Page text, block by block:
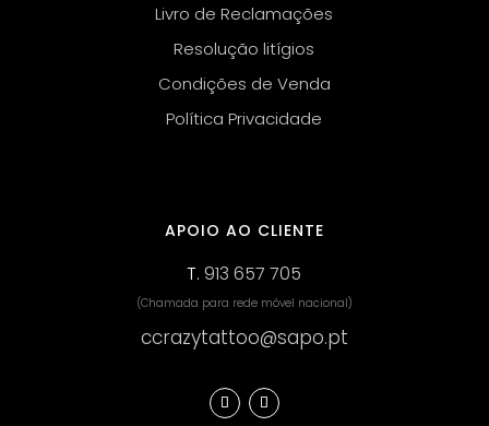
Livro de Reclamações
Resolução litígios
Condições de Venda
Política Privacidade
APOIO AO CLIENTE
T.913 657 705
(Chamada para rede móvel nacional)
ccrazytattoo@sapo.pt